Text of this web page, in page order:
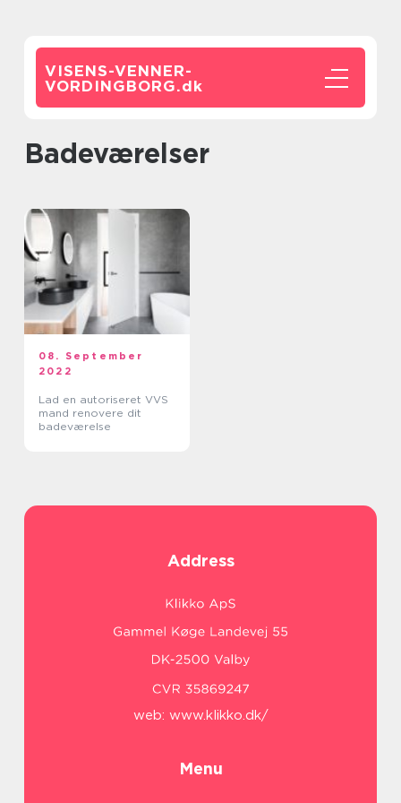
VISENS-VENNER-
VORDINGBORG.dk
badeværelser
08. September
2022
Lad en autoriseret VVS
mand renovere dit
badeværelse
Address
web: www.klikko.dk/
Menu